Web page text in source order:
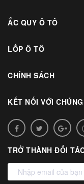
ẮC QUY Ô TÔ
LỐP Ô TÔ
CHÍNH SÁCH
KẾT NỐI VỚI
TRỞ THÀNH ĐỐI